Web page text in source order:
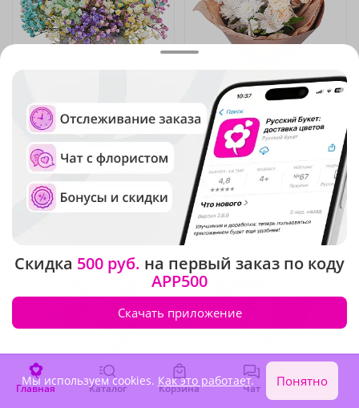
4.9(453)
Композиция "Звездочка"
В наличии
3 320 ₽
5 (339)
Букет "Мгновения счастья"
В наличии
2 620 ₽
Главная Каталог Корзина Чат Войти
Скидка 500 руб. на первый заказ по коду
APP500
Скачать приложение
Мы используем cookies. Как это работает. Понятно